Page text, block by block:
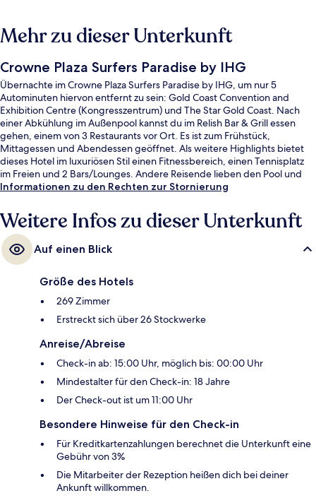
Mehr zu dieser Unterkunft
Crowne Plaza Surfers Paradise by IHG
Übernachte im Crowne Plaza Surfers Paradise by IHG, um nur 5
Autominuten hiervon entfernt zu sein: Gold Coast Convention and
Exhibition Centre (Kongresszentrum) und The Star Gold Coast. Nach
einer Abkühlung im Außenpool kannst du im Relish Bar & Grill essen
gehen, einem von 3 Restaurants vor Ort. Es ist zum Frühstück,
Mittagessen und Abendessen geöffnet. Als weitere Highlights bietet
dieses Hotel im luxuriösen Stil einen Fitnessbereich, einen Tennisplatz
im Freien und 2 Bars/Lounges. Andere Reisende lieben den Pool und
das hilfsbereite Personal. Die Unterkunft ist nur einen kurzen Fußmarsch
Florida Gardens) sind es nur wenige Schritte.
Informationen zu den Rechten zur Stornierung
Weitere Infos zu dieser Unterkunft
Auf einen Blick
Größe des Hotels
269 Zimmer
Erstreckt sich über 26 Stockwerke
Anreise/Abreise
Check-in ab: 15:00 Uhr, möglich bis: 00:00 Uhr
Mindestalter für den Check-in: 18 Jahre
Der Check-out ist um 11:00 Uhr
Besondere Hinweise für den Check-in
Für Kreditkartenzahlungen berechnet die Unterkunft eine
Gebühr von 3%
Die Mitarbeiter der Rezeption heißen dich bei deiner
Ankunft willkommen.